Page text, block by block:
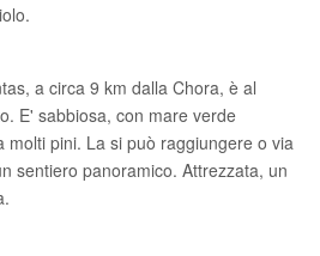
a circa 9 km dalla Chora, è al
E' sabbiosa, con mare verde
molti pini. La si può raggiungere o via
sentiero panoramico. Attrezzata, un